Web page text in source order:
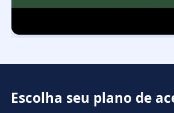
Escolha seu plano de